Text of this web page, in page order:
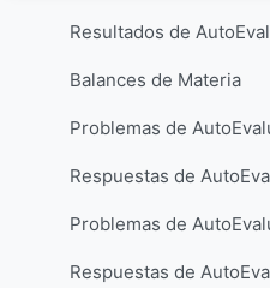
Balances de Materia